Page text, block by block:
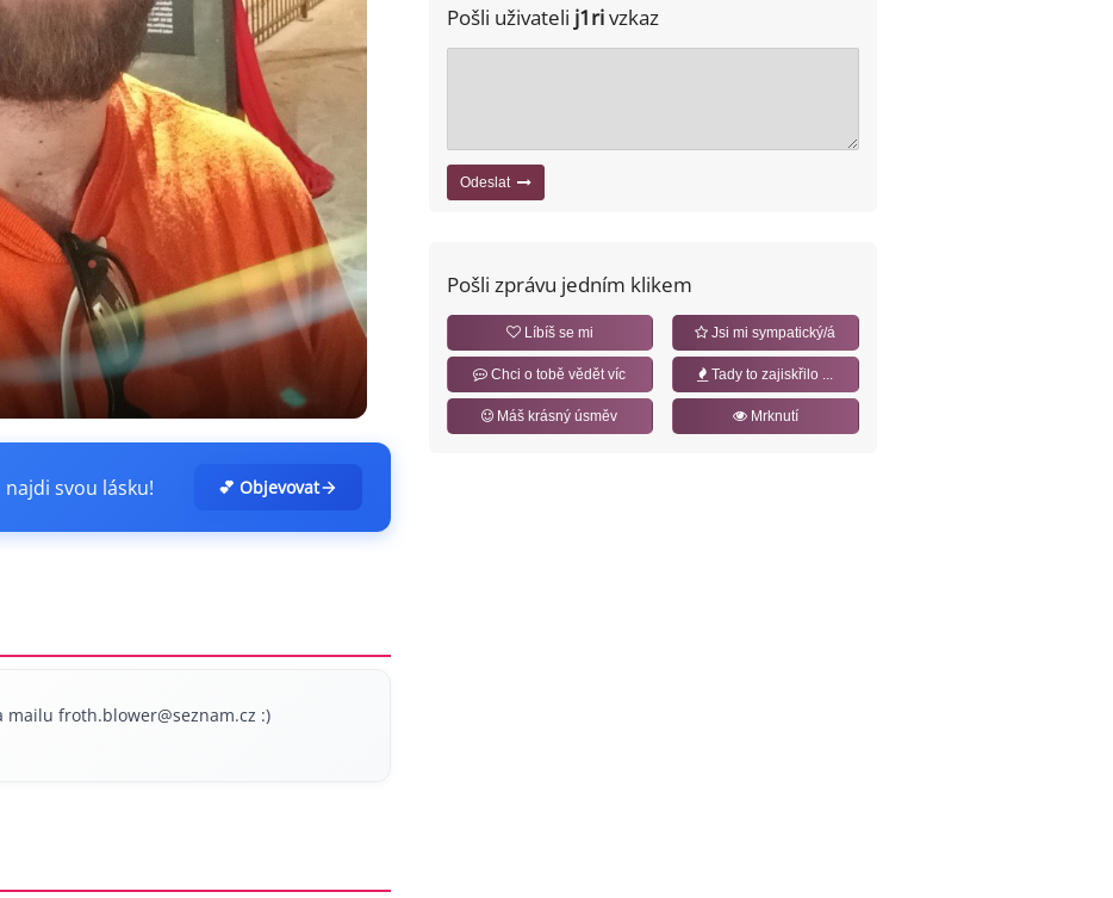
svou lásku! 💕 Objevovat
mailu froth.blower@seznam.cz :)
Pošli uživateli j1rivzkaz
Odeslat
Pošli zprávu jedním klikem
Líbíš se mi Jsi mi sympatický/á
Chci o tobě vědět víc Tady to zajiskřilo ...
Máš krásný úsměv Mrknutí